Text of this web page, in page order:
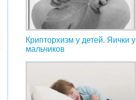
Крипторхизм у детей. Яички у
мальчиков